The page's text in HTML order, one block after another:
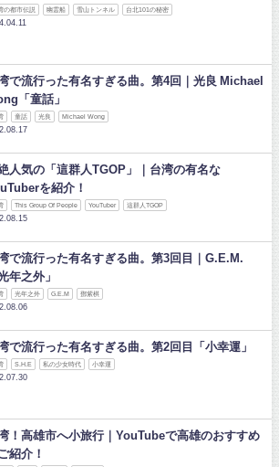
の都市伝説 幽霊船 雪山トンネル 台北101の秘密
で流行った有名すぎる曲。第4回｜光良 Michael
「童話」
童話 光良 Michael Wong
人気の「這群人TGOP」｜台湾の有名な
を紹介！
This Group Of People YouTuber 這群人TGOP
で流行った有名すぎる曲。第3回目｜G.E.M.
年之外」
光年之外 G.E.M 鄧紫棋
で流行った有名すぎる曲。第2回目「小幸運」
S.H.E 私の少女時代 小幸運
！高雄市へ小旅行｜YouTubeで高雄のおすすめ
紹介！